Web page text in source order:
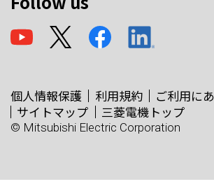
個人情報保護 利用規約
ご利用に
サイトマップ
三菱電機トップ
© Mitsubishi Electric Corporation